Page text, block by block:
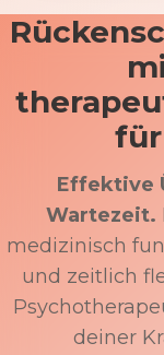
für
Effektive
Wartezeit.
medizinisch
und zeitlich
deiner